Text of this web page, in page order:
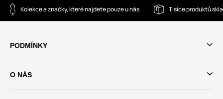
Kolekce a značky, které najdete pouze u nás Tisíce produktů
PODMÍNKY
O NÁS